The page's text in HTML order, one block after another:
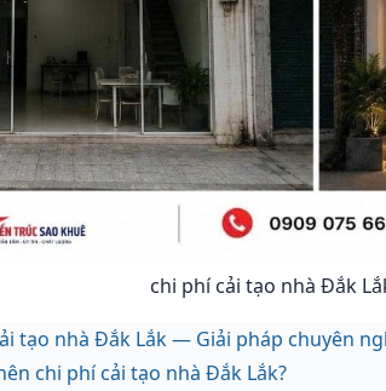
chi phí cải tạo nhà Đắk
tạo nhà Đắk Lắk — Giải pháp chuyên
chi phí cải tạo nhà Đắk Lắk?